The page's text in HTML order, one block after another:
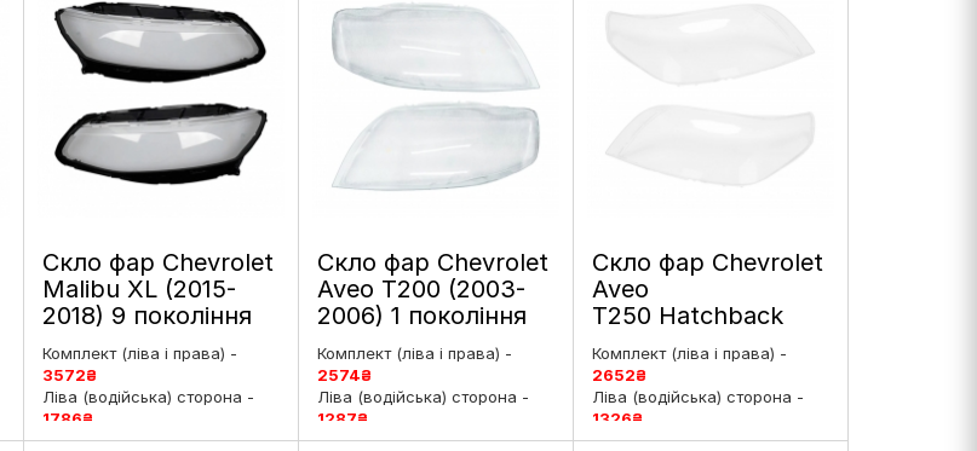
Скло фар Chevrolet
Malibu XL (2015-
2018) 9 покоління
дорестайлинг ліве і
праве
Комплект (ліва і права) -
3572₴
Ліва (водійська) сторона -
1786₴
Права (пасажирська)
Скло фар Chevrolet
Aveo T200 (2003-
2006) 1 покоління
дорестайлинг ліве і
праве
Комплект (ліва і права) -
2574₴
Ліва (водійська) сторона -
1287₴
Права (пасажирська)
Скло фар Chevrolet
Aveo
T250 Hatchback
(2007-2012) 1
покоління
рестайлінг ліве і
праве
Комплект (ліва і права) -
2652₴
Ліва (водійська) сторона -
1326₴
Права (пасажирська)